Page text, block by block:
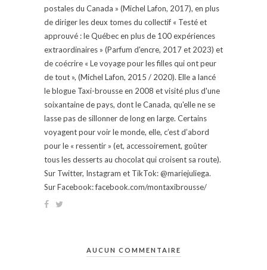
postales du Canada » (Michel Lafon, 2017), en plus
de diriger les deux tomes du collectif « Testé et
approuvé : le Québec en plus de 100 expériences
extraordinaires » (Parfum d'encre, 2017 et 2023) et
de coécrire « Le voyage pour les filles qui ont peur
de tout », (Michel Lafon, 2015 / 2020). Elle a lancé
le blogue Taxi-brousse en 2008 et visité plus d'une
soixantaine de pays, dont le Canada, qu'elle ne se
lasse pas de sillonner de long en large. Certains
voyagent pour voir le monde, elle, c’est d’abord
pour le « ressentir » (et, accessoirement, goûter
tous les desserts au chocolat qui croisent sa route).
Sur Twitter, Instagram et TikTok: @mariejuliega.
Sur Facebook: facebook.com/montaxibrousse/
AUCUN COMMENTAIRE